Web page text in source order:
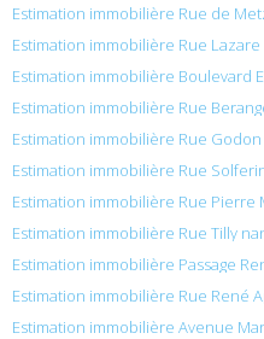
Estimation immobilière Rue de
Estimation immobilière Rue
Estimation immobilière Boulevard
Estimation immobilière Rue
Estimation immobilière Rue
Estimation immobilière Rue
Estimation immobilière Rue Pierre
Estimation immobilière Rue Tilly
Estimation immobilière Passage
Estimation immobilière Rue René
Estimation immobilière Avenue